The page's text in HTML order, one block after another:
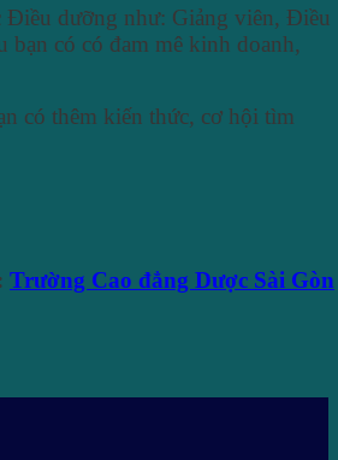
Điều dưỡng như: Giảng viên, Điều
bạn có có đam mê kinh doanh,
có thêm kiến thức, cơ hội tìm
Trường Cao đẳng Dược Sài Gòn